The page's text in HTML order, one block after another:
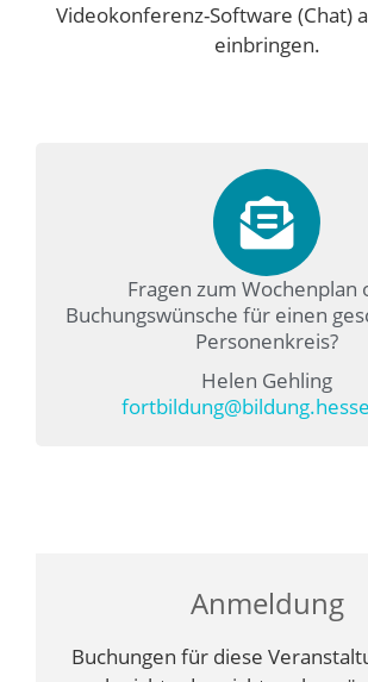
Videokonferenz-Software (Chat)
einbringen.
Fragen zum Wochenplan
Buchungswünsche für einen
Personenkreis?
Helen Gehling
Anmeldung
Buchungen für diese